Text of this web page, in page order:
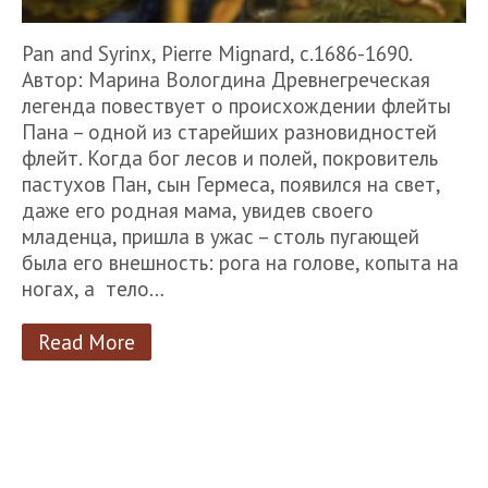
Pan and Syrinx, Pierre Mignard, c.1686-1690.
Автор: Марина Вологдина Древнегреческая
легенда повествует о происхождении флейты
Пана – одной из старейших разновидностей
флейт. Когда бог лесов и полей, покровитель
пастухов Пан, сын Гермеса, появился на свет,
даже его родная мама, увидев своего
младенца, пришла в ужас – столь пугающей
была его внешность: рога на голове, копыта на
ногах, а тело…
Read More